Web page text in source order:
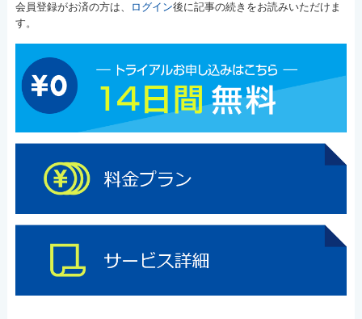
会員登録がお済の方は、
ログイン後に記事の続きをお読みいただけま
す。